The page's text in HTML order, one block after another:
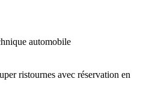
automobile
ristournes avec réservation en